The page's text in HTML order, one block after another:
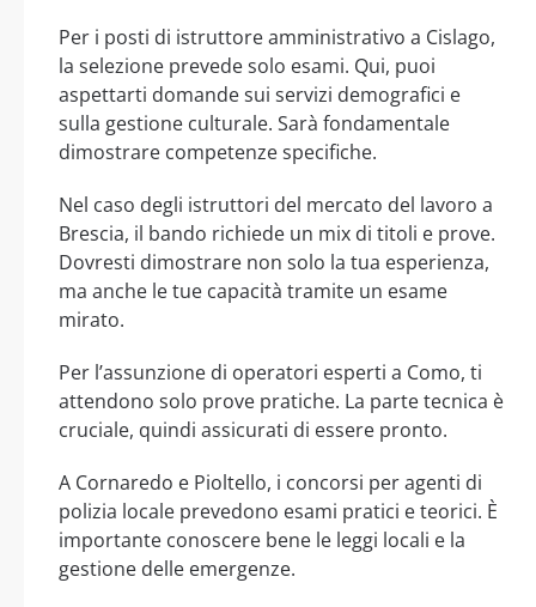
Per i posti di istruttore amministrativo a Cislago,
la selezione prevede solo esami. Qui, puoi
aspettarti domande sui servizi demografici e
sulla gestione culturale. Sarà fondamentale
dimostrare competenze specifiche.
Nel caso degli istruttori del mercato del lavoro a
Brescia, il bando richiede un mix di titoli e prove.
Dovresti dimostrare non solo la tua esperienza,
ma anche le tue capacità tramite un esame
mirato.
Per l’assunzione di operatori esperti a Como, ti
attendono solo prove pratiche. La parte tecnica è
cruciale, quindi assicurati di essere pronto.
A Cornaredo e Pioltello, i concorsi per agenti di
polizia locale prevedono esami pratici e teorici. È
importante conoscere bene le leggi locali e la
gestione delle emergenze.